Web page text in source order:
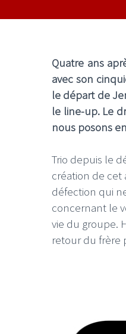
Quatre ans
avec son
le départ de
le line-up. Le
nous posons
Trio depuis le
création de
défection qui
concernant le
vie du groupe.
retour du frère